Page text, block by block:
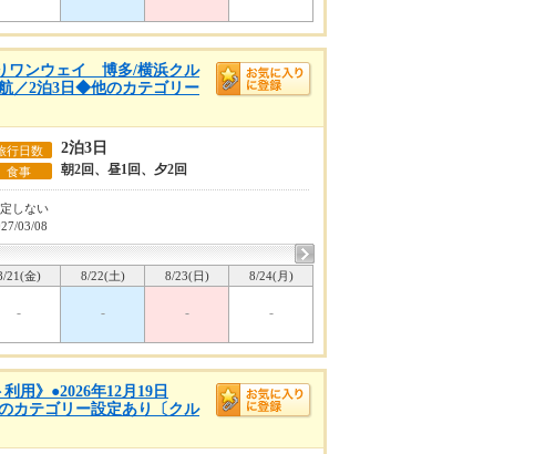
ワンウェイ 博多/横浜クル
／2泊3日◆他のカテゴリー
行日数 2泊3日
食事 朝2回、昼1回、夕2回
しない
03/08
21(金) 8/22(土) 8/23(日) 8/24(月)
- - - -
用》●2026年12月19日
カテゴリー設定あり〔クル